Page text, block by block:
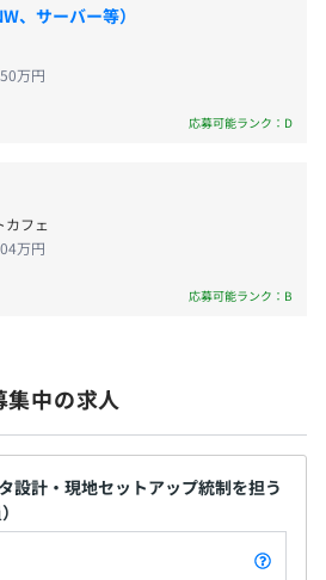
円）
）
随時）
する可能性あり
・厚生年金加入・雇用保険・労災
、サーバー等）
万円
応募可能ランク：D
カフェ
万円
応募可能ランク：B
中の求人
設計・現地セットアップ統制を担う